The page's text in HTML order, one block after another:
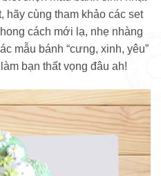
hãy cùng tham khảo các set
cách mới lạ, nhẹ nhàng
mẫu bánh “cưng, xinh, yêu”
bạn thất vọng đâu ah!